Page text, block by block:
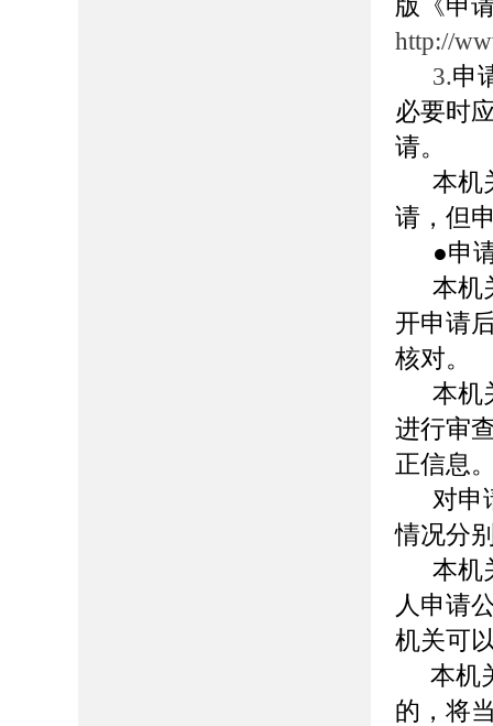
http://
3.申
必要时
请。
本机
请，但
●申
本机
开申请
核对。
本机
进行审
正信息
对申
情况分
本机
人申请
机关可
本机
的，将